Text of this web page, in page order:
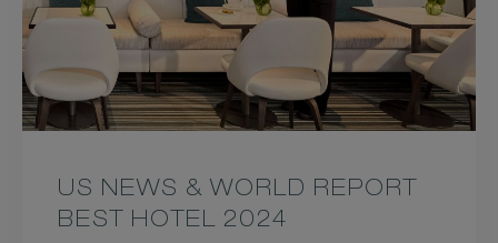
US NEWS & WORLD REPORT
BEST HOTEL 2024